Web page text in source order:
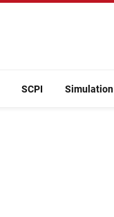
SCPI Simulation